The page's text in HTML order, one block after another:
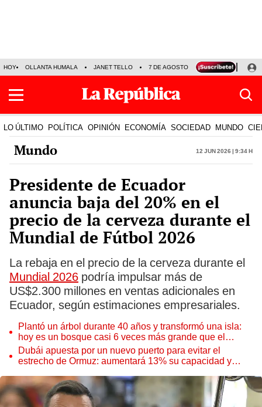
HOY OLLANTA HUMALA JANET TELLO 7 DE AGOSTO TINKA RESULTADOS
LO ÚLTIMO POLÍTICA OPINIÓN ECONOMÍA SOCIEDAD MUNDO
Mundo 12 Jun 2026 | 9:34 h
Presidente de Ecuador
anuncia baja del 20% en el
precio de la cerveza durante el
Mundial de Fútbol 2026
La rebaja en el precio de la cerveza durante el
Mundial 2026 podría impulsar más de
US$2.300 millones en ventas adicionales en
Ecuador, según estimaciones empresariales.
Plantó un árbol durante 40 años y transformó una isla:
hoy es un bosque casi 6 veces más grande que el
Parque de las Leyendas
Dubái apuesta por un nuevo puerto para evitar el
estrecho de Ormuz: aumentará 13% su capacidad y